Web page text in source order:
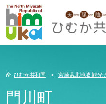
ひむか共和国 宮崎県北地域 観光
門川町